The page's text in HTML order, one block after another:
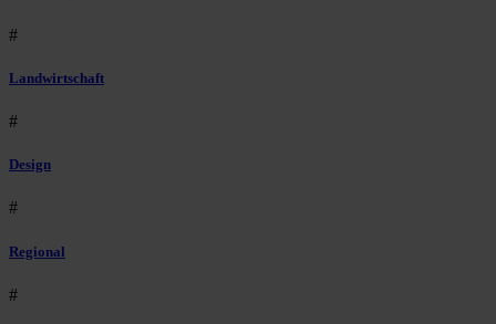
#
Landwirtschaft
#
Design
#
Regional
#